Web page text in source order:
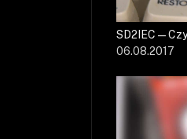
SD2IEC —
06.08.2017